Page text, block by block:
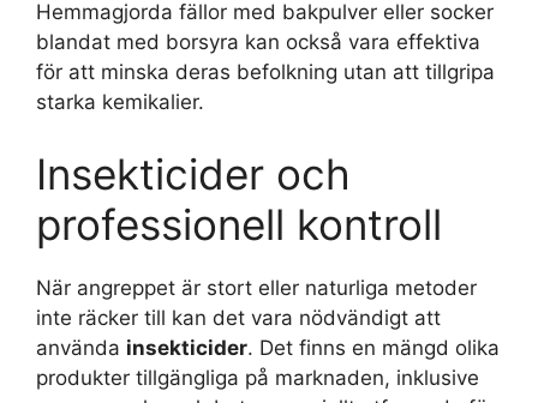
Hemmagjorda fällor med bakpulver eller socker
blandat med borsyra kan också vara effektiva
för att minska deras befolkning utan att tillgripa
starka kemikalier.
Insekticider och
professionell kontroll
När angreppet är stort eller naturliga metoder
inte räcker till kan det vara nödvändigt att
använda insekticider. Det finns en mängd olika
produkter tillgängliga på marknaden, inklusive